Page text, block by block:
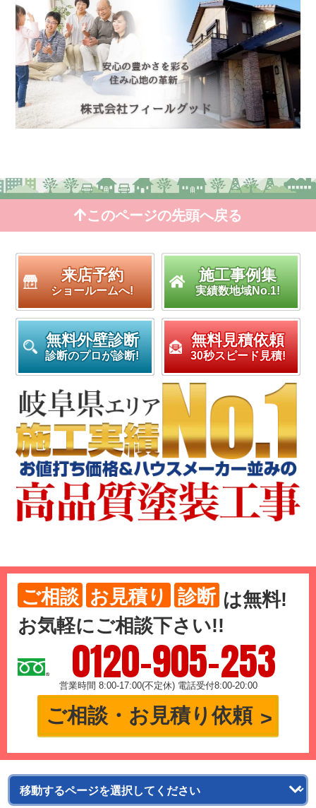
このページの先頭へ戻る
来店予約
ショールームへ!
施工事例集
実績数地域No.1!
無料外壁診断
診断のプロが診断!
無料見積依頼
30秒スピード見積!
ご相談 お見積り 診断 は無料!
お気軽にご相談下さい!!
0120-905-253
営業時間 8:00-17:00(不定休) 電話受付8:00-20:00
ご相談・お見積り依頼